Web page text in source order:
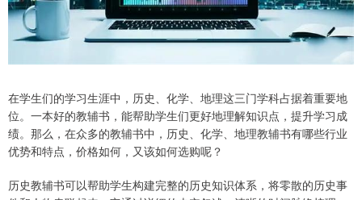
在学生们的学习生涯中，历史、化学、地理这三门学科占据着重要地
位。一本好的教辅书，能帮助学生们更好地理解知识点，提升学习成
绩。那么，在众多的教辅书中，历史、化学、地理教辅书有哪些行业
优势和特点，价格如何，又该如何选购呢？
历史教辅书可以帮助学生构建完整的历史知识体系，将零散的历史事